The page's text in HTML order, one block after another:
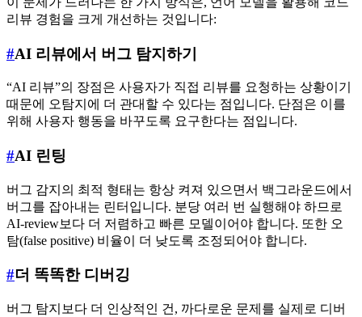
리뷰 경험을 크게 개선하는 것입니다:
#AI 리뷰에서 버그 탐지하기
“AI 리뷰”의 장점은 사용자가 직접 리뷰를 요청하는 상황이기
때문에 오탐지에 더 관대할 수 있다는 점입니다. 단점은 이를
위해 사용자 행동을 바꾸도록 요구한다는 점입니다.
#AI 린팅
버그 감지의 최적 형태는 항상 켜져 있으면서 백그라운드에서
버그를 잡아내는 린터입니다. 분당 여러 번 실행해야 하므로
AI-review보다 더 저렴하고 빠른 모델이어야 합니다. 또한 오
탐(false positive) 비율이 더 낮도록 조정되어야 합니다.
#더 똑똑한 디버깅
버그 탐지보다 더 인상적인 건, 까다로운 문제를 실제로 디버